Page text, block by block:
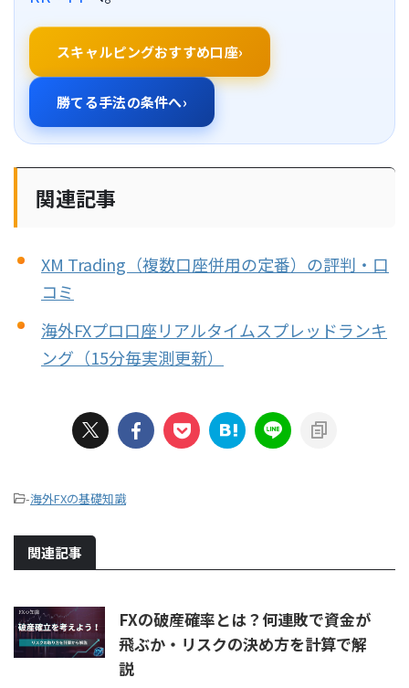
スキャルピングおすすめ口座
勝てる手法の条件へ
関連記事
XM Trading（複数口座併用の定番）の評判・口
コミ
海外FXプロ口座リアルタイムスプレッドランキ
ング（15分毎実測更新）
-海外FXの基礎知識
関連記事
FXの破産確率とは？何連敗で資金が
飛ぶか・リスクの決め方を計算で解
説